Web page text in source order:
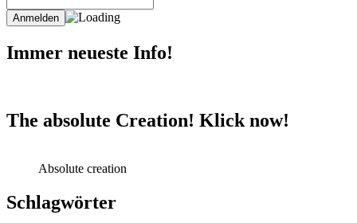
Immer neueste Info!
The absolute Creation! Klick now!
Absolute creation
Schlagwörter